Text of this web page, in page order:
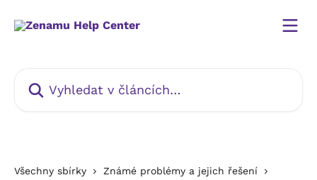
Všechny sbírky
Známé problémy a jejich řešení